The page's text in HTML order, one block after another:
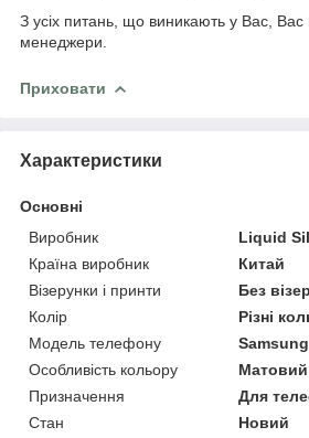
З усіх питань, що виникають у Вас, Вас
менеджери.
Приховати
Характеристики
Основні
Виробник
Liquid
Країна виробник
Китай
Візерунки і принти
Без
Колір
Різні
Модель телефону
Особливість кольору
Матовий
Призначення
Для
Стан
Новий